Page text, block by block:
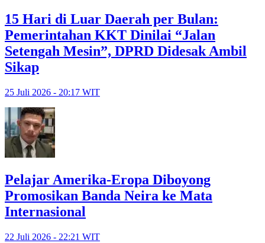
15 Hari di Luar Daerah per Bulan:
Pemerintahan KKT Dinilai “Jalan
Setengah Mesin”, DPRD Didesak Ambil
Sikap
25 Juli 2026 - 20:17 WIT
Pelajar Amerika-Eropa Diboyong
Promosikan Banda Neira ke Mata
Internasional
22 Juli 2026 - 22:21 WIT